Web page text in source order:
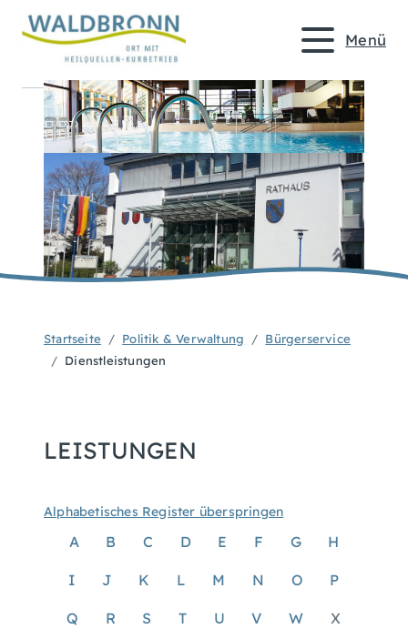
Menü
Startseite Politik & Verwaltung
Bürgerservice
Dienstleistungen
LEISTUNGEN
Alphabetisches Register überspringen
A B C D E F G H
I J K L M N O P
Q R S T U V W X